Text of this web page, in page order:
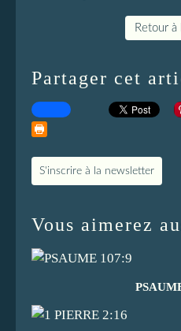
Retour à
Partager cet
S'inscrire à la newsletter
Vous aimerez